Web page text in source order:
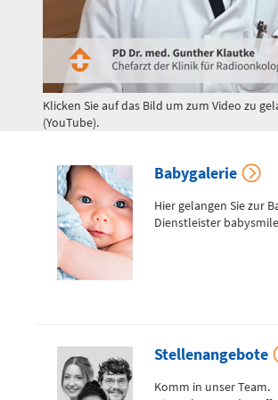
Flemmingstraße 4 (Haus C)
0371 - 333
24350
Gefäß- und
Thoraxhotline
Telefon
0172 - 377
2418
Telefon
Klicken Sie auf das Bild um zum Video zu
(YouTube).
Babygalerie
Hier gelangen Sie zur
Dienstleister
Stellenangebote
Komm in unser Team.